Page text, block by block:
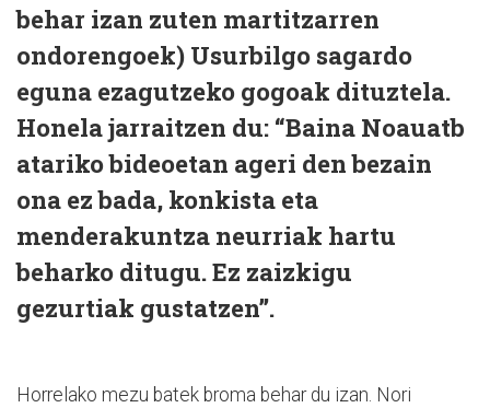
behar izan zuten martitzarren
ondorengoek) Usurbilgo sagardo
eguna ezagutzeko gogoak dituztela.
Honela jarraitzen du: “Baina Noauatb
atariko bideoetan ageri den bezain
ona ez bada, konkista eta
menderakuntza neurriak hartu
beharko ditugu. Ez zaizkigu
gezurtiak gustatzen”.
Horrelako mezu batek broma behar du izan. Nori